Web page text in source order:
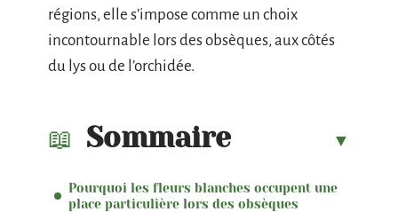
régions, elle s’impose comme un choix
incontournable lors des obsèques, aux côtés
du lys ou de l’orchidée.
Sommaire
Pourquoi les fleurs blanches occupent une
place particulière lors des obsèques